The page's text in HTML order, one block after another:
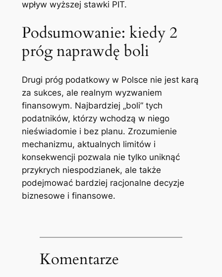
wpływ wyższej stawki PIT.
Podsumowanie: kiedy 2
próg naprawdę boli
Drugi próg podatkowy w Polsce nie jest karą
za sukces, ale realnym wyzwaniem
finansowym. Najbardziej „boli” tych
podatników, którzy wchodzą w niego
nieświadomie i bez planu. Zrozumienie
mechanizmu, aktualnych limitów i
konsekwencji pozwala nie tylko uniknąć
przykrych niespodzianek, ale także
podejmować bardziej racjonalne decyzje
biznesowe i finansowe.
Komentarze